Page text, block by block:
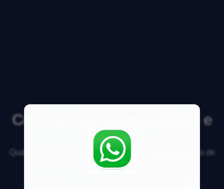
Contrato de locação juros e
multa
Qual a multa e juros que posso colocar em um contrato de
locação?